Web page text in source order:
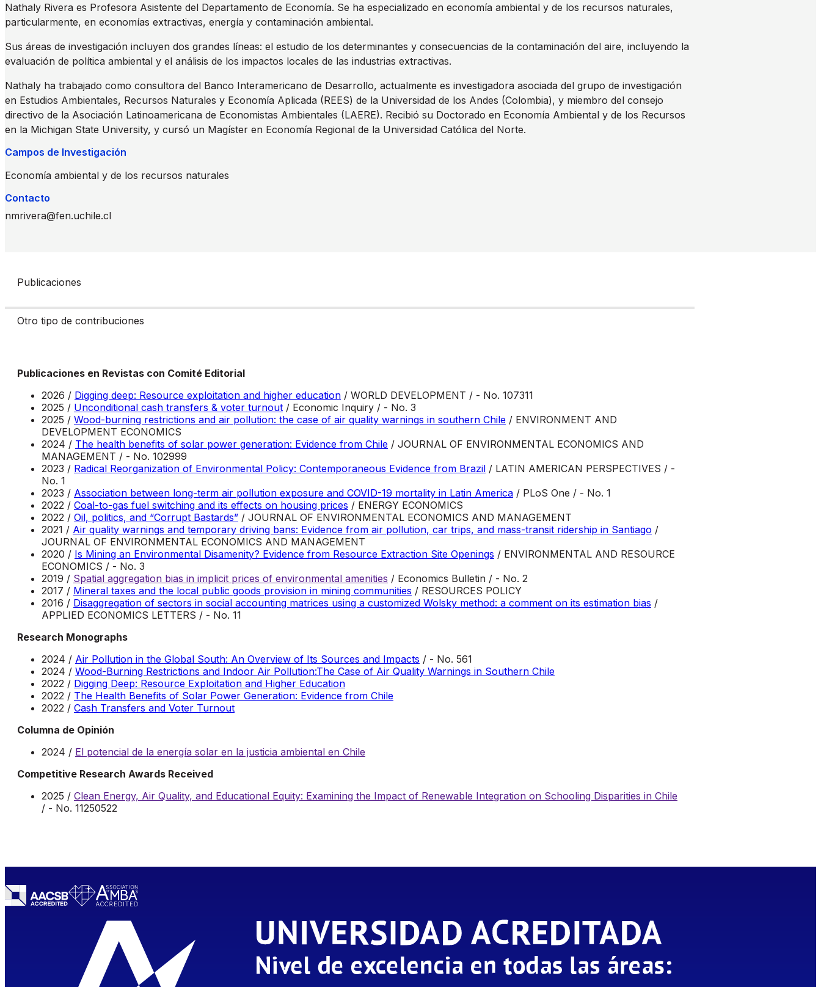
Nathaly Rivera es Profesora Asistente del Departamento de Economía. Se ha especializado en economía ambiental y de los recursos naturales,
particularmente, en economías extractivas, energía y contaminación ambiental.
Sus áreas de investigación incluyen dos grandes líneas: el estudio de los determinantes y consecuencias de la contaminación del aire, incluyendo la
evaluación de política ambiental y el análisis de los impactos locales de las industrias extractivas.
Nathaly ha trabajado como consultora del Banco Interamericano de Desarrollo, actualmente es investigadora asociada del grupo de investigación
en Estudios Ambientales, Recursos Naturales y Economía Aplicada (REES) de la Universidad de los Andes (Colombia), y miembro del consejo
directivo de la Asociación Latinoamericana de Economistas Ambientales (LAERE). Recibió su Doctorado en Economía Ambiental y de los Recursos
en la Michigan State University, y cursó un Magíster en Economía Regional de la Universidad Católica del Norte.
Campos de Investigación
Economía ambiental y de los recursos naturales
Contacto
nmrivera@fen.uchile.cl
Publicaciones
Otro tipo de contribuciones
Publicaciones en Revistas con Comité Editorial
2026 / Digging deep: Resource exploitation and higher education / WORLD DEVELOPMENT / - No. 107311
2025 / Unconditional cash transfers & voter turnout / Economic Inquiry / - No. 3
2025 / Wood-burning restrictions and air pollution: the case of air quality warnings in southern Chile / ENVIRONMENT AND
DEVELOPMENT ECONOMICS
2024 / The health benefits of solar power generation: Evidence from Chile / JOURNAL OF ENVIRONMENTAL ECONOMICS AND
MANAGEMENT / - No. 102999
2023 / Radical Reorganization of Environmental Policy: Contemporaneous Evidence from Brazil / LATIN AMERICAN PERSPECTIVES / -
No. 1
2023 / Association between long-term air pollution exposure and COVID-19 mortality in Latin America / PLoS One / - No. 1
2022 / Coal-to-gas fuel switching and its effects on housing prices / ENERGY ECONOMICS
2022 / Oil, politics, and “Corrupt Bastards” / JOURNAL OF ENVIRONMENTAL ECONOMICS AND MANAGEMENT
2021 / Air quality warnings and temporary driving bans: Evidence from air pollution, car trips, and mass-transit ridership in Santiago /
JOURNAL OF ENVIRONMENTAL ECONOMICS AND MANAGEMENT
2020 / Is Mining an Environmental Disamenity? Evidence from Resource Extraction Site Openings / ENVIRONMENTAL AND RESOURCE
ECONOMICS / - No. 3
2019 / Spatial aggregation bias in implicit prices of environmental amenities / Economics Bulletin / - No. 2
2017 / Mineral taxes and the local public goods provision in mining communities / RESOURCES POLICY
2016 / Disaggregation of sectors in social accounting matrices using a customized Wolsky method: a comment on its estimation bias /
APPLIED ECONOMICS LETTERS / - No. 11
Research Monographs
2024 / Air Pollution in the Global South: An Overview of Its Sources and Impacts / - No. 561
2024 / Wood-Burning Restrictions and Indoor Air Pollution:The Case of Air Quality Warnings in Southern Chile
2022 / Digging Deep: Resource Exploitation and Higher Education
2022 / The Health Benefits of Solar Power Generation: Evidence from Chile
2022 / Cash Transfers and Voter Turnout
Columna de Opinión
2024 / El potencial de la energía solar en la justicia ambiental en Chile
Competitive Research Awards Received
2025 / Clean Energy, Air Quality, and Educational Equity: Examining the Impact of Renewable Integration on Schooling Disparities in Chile
/ - No. 11250522